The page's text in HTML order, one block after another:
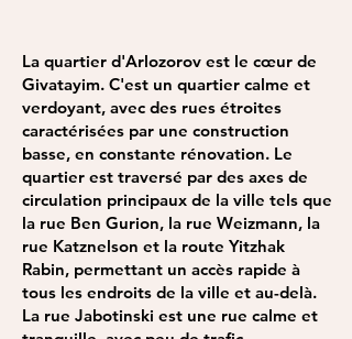
La quartier d'Arlozorov est le cœur de
Givatayim. C'est un quartier calme et
verdoyant, avec des rues étroites
caractérisées par une construction
basse, en constante rénovation. Le
quartier est traversé par des axes de
circulation principaux de la ville tels que
la rue Ben Gurion, la rue Weizmann, la
rue Katznelson et la route Yitzhak
Rabin, permettant un accès rapide à
tous les endroits de la ville et au-delà.
La rue Jabotinski est une rue calme et